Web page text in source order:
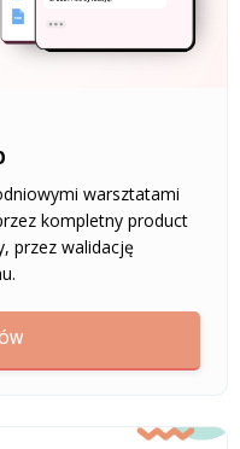
warsztatami
kompletny product
przez walidację